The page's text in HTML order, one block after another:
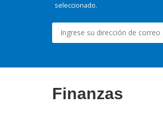
seleccionado.
Finanzas